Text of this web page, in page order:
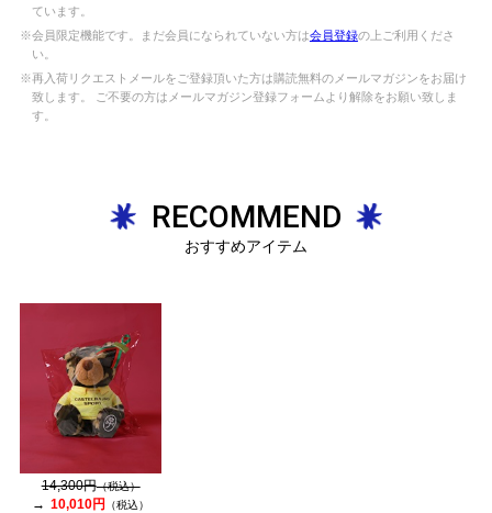
ています。
※会員限定機能です。まだ会員になられていない方は会員登録の上ご利用くださ
い。
※再入荷リクエストメールをご登録頂いた方は購読無料のメールマガジンをお届け
致します。 ご不要の方はメールマガジン登録フォームより解除をお願い致しま
す。
RECOMMEND
おすすめアイテム
14,300円（税込）
10,010円 （税込）